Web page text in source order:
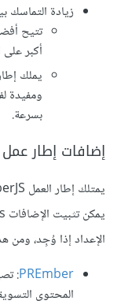
زيادة التماسك
تتيح
أكبر
ومفيدة
بسرعة.
إضافات إطار عمل Ember
الإعداد إذا وُجِد، ومن
PREmber
المحتوى